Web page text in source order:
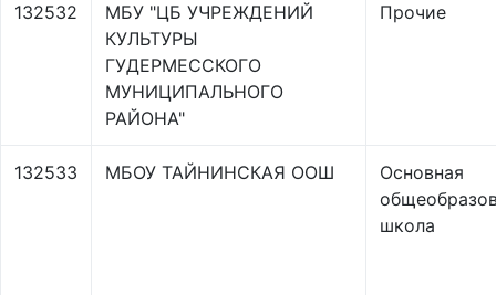
132532
МБУ "ЦБ УЧРЕЖДЕНИЙ
КУЛЬТУРЫ
ГУДЕРМЕССКОГО
МУНИЦИПАЛЬНОГО
РАЙОНА"
Прочие
132533 МБОУ ТАЙНИНСКАЯ ООШ
Основная
школа